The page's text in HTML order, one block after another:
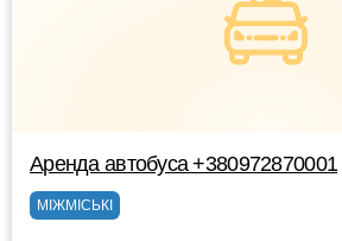
Аренда автобуса +380972870001
МІЖМІСЬКІ